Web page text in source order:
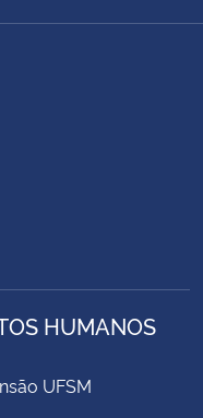
HUMANOS
UFSM